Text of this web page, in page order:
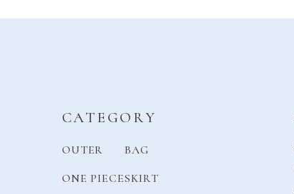
CATEGORY
OUTER
ONE PIECE
BAG
SKIRT